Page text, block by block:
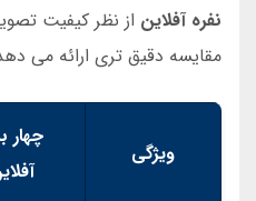
نفره آفلاین از نظر کیفیت
مقایسه دقیق تری ارائه می
ویژگی
چهار